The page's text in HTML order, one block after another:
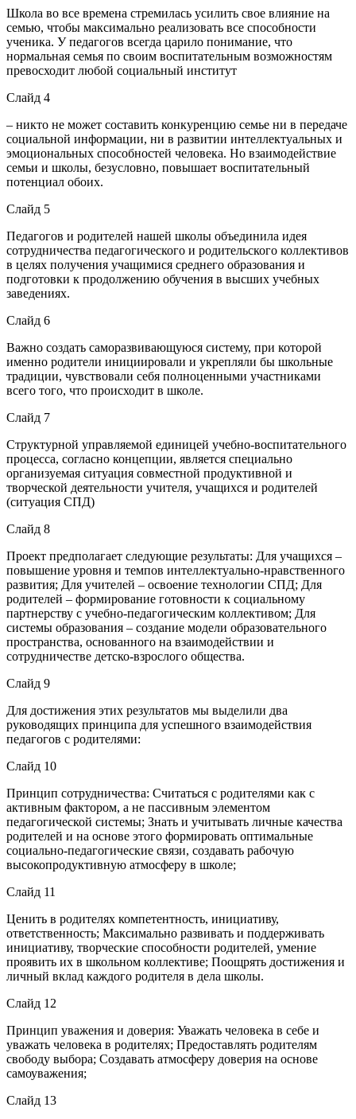
Школа во все времена стремилась усилить свое влияние на
семью, чтобы максимально реализовать все способности
ученика. У педагогов всегда царило понимание, что
нормальная семья по своим воспитательным возможностям
превосходит любой социальный институт
Слайд 4
– никто не может составить конкуренцию семье ни в передаче
социальной информации, ни в развитии интеллектуальных и
эмоциональных способностей человека. Но взаимодействие
семьи и школы, безусловно, повышает воспитательный
потенциал обоих.
Слайд 5
Педагогов и родителей нашей школы объединила идея
сотрудничества педагогического и родительского коллективов
в целях получения учащимися среднего образования и
подготовки к продолжению обучения в высших учебных
заведениях.
Слайд 6
Важно создать саморазвивающуюся систему, при которой
именно родители инициировали и укрепляли бы школьные
традиции, чувствовали себя полноценными участниками
всего того, что происходит в школе.
Слайд 7
Структурной управляемой единицей учебно-воспитательного
процесса, согласно концепции, является специально
организуемая ситуация совместной продуктивной и
творческой деятельности учителя, учащихся и родителей
(ситуация СПД)
Слайд 8
Проект предполагает следующие результаты: Для учащихся –
повышение уровня и темпов интеллектуально-нравственного
развития; Для учителей – освоение технологии СПД; Для
родителей – формирование готовности к социальному
партнерству с учебно-педагогическим коллективом; Для
системы образования – создание модели образовательного
пространства, основанного на взаимодействии и
сотрудничестве детско-взрослого общества.
Слайд 9
Для достижения этих результатов мы выделили два
руководящих принципа для успешного взаимодействия
педагогов с родителями:
Слайд 10
Принцип сотрудничества: Считаться с родителями как с
активным фактором, а не пассивным элементом
педагогической системы; Знать и учитывать личные качества
родителей и на основе этого формировать оптимальные
социально-педагогические связи, создавать рабочую
высокопродуктивную атмосферу в школе;
Слайд 11
Ценить в родителях компетентность, инициативу,
ответственность; Максимально развивать и поддерживать
инициативу, творческие способности родителей, умение
проявить их в школьном коллективе; Поощрять достижения и
личный вклад каждого родителя в дела школы.
Слайд 12
Принцип уважения и доверия: Уважать человека в себе и
уважать человека в родителях; Предоставлять родителям
свободу выбора; Создавать атмосферу доверия на основе
самоуважения;
Слайд 13